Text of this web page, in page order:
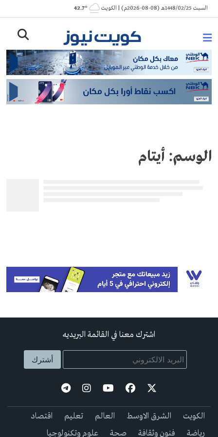
Skip
to
السبت 1448/02/25هـ (08-08-2026م) | الكويت ° 42.7
الوسم: أيتام
اشترك معنا في القائمة البريديه
الكويت الشرق الاوسط العالم تعليم
اقتصاد
رياضة
فنون وثقافة صحة علوم وتكنولوجيا